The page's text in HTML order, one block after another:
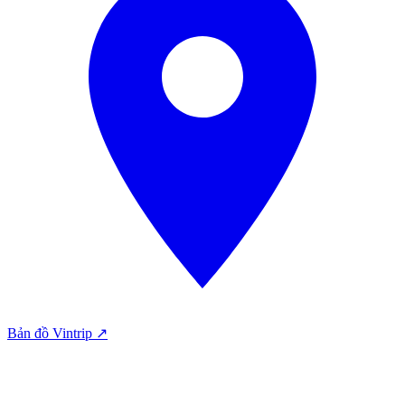
Bản đồ Vintrip ↗